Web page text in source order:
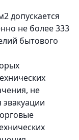
допускается
не более 333
бытового
не